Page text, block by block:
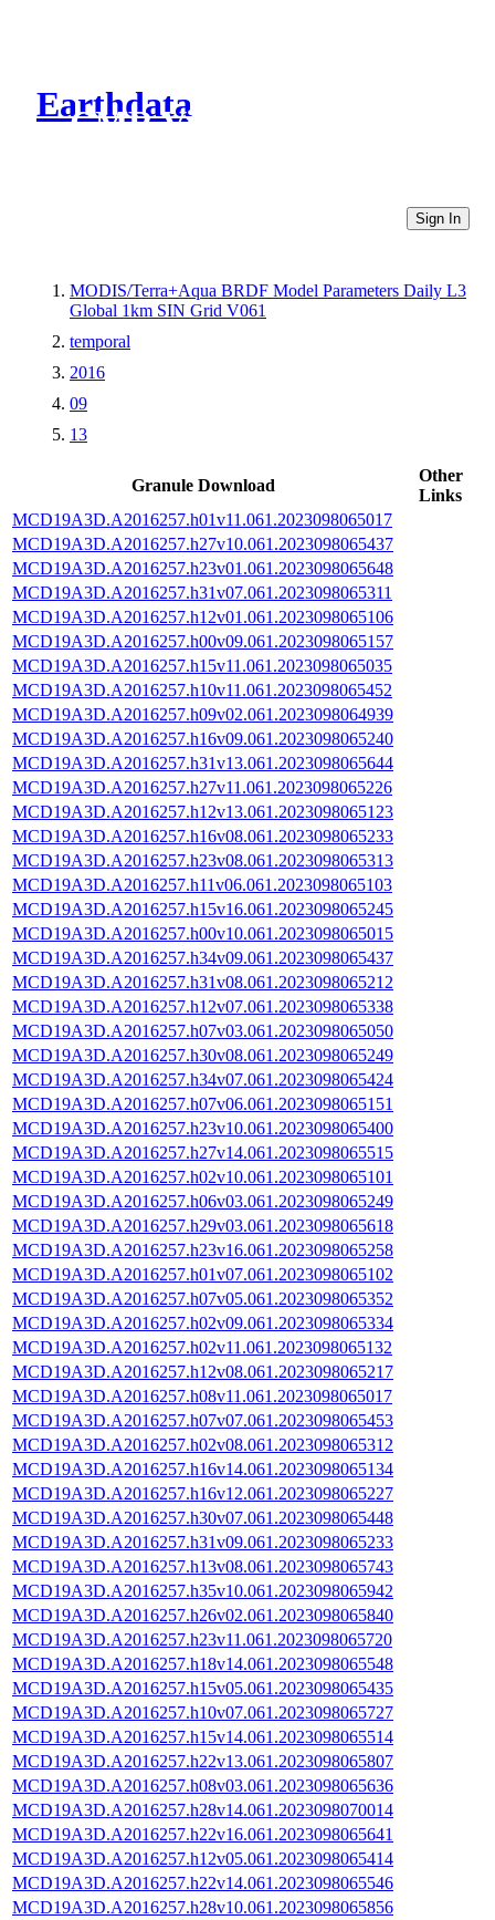
Earthdata
CMR Virtual Directories
Sign In
MODIS/Terra+Aqua BRDF Model Parameters Daily L3
Global 1km SIN Grid V061
temporal
2016
09
13
Granule Download
Other
Links
MCD19A3D.A2016257.h01v11.061.2023098065017
MCD19A3D.A2016257.h27v10.061.2023098065437
MCD19A3D.A2016257.h23v01.061.2023098065648
MCD19A3D.A2016257.h31v07.061.2023098065311
MCD19A3D.A2016257.h12v01.061.2023098065106
MCD19A3D.A2016257.h00v09.061.2023098065157
MCD19A3D.A2016257.h15v11.061.2023098065035
MCD19A3D.A2016257.h10v11.061.2023098065452
MCD19A3D.A2016257.h09v02.061.2023098064939
MCD19A3D.A2016257.h16v09.061.2023098065240
MCD19A3D.A2016257.h31v13.061.2023098065644
MCD19A3D.A2016257.h27v11.061.2023098065226
MCD19A3D.A2016257.h12v13.061.2023098065123
MCD19A3D.A2016257.h16v08.061.2023098065233
MCD19A3D.A2016257.h23v08.061.2023098065313
MCD19A3D.A2016257.h11v06.061.2023098065103
MCD19A3D.A2016257.h15v16.061.2023098065245
MCD19A3D.A2016257.h00v10.061.2023098065015
MCD19A3D.A2016257.h34v09.061.2023098065437
MCD19A3D.A2016257.h31v08.061.2023098065212
MCD19A3D.A2016257.h12v07.061.2023098065338
MCD19A3D.A2016257.h07v03.061.2023098065050
MCD19A3D.A2016257.h30v08.061.2023098065249
MCD19A3D.A2016257.h34v07.061.2023098065424
MCD19A3D.A2016257.h07v06.061.2023098065151
MCD19A3D.A2016257.h23v10.061.2023098065400
MCD19A3D.A2016257.h27v14.061.2023098065515
MCD19A3D.A2016257.h02v10.061.2023098065101
MCD19A3D.A2016257.h06v03.061.2023098065249
MCD19A3D.A2016257.h29v03.061.2023098065618
MCD19A3D.A2016257.h23v16.061.2023098065258
MCD19A3D.A2016257.h01v07.061.2023098065102
MCD19A3D.A2016257.h07v05.061.2023098065352
MCD19A3D.A2016257.h02v09.061.2023098065334
MCD19A3D.A2016257.h02v11.061.2023098065132
MCD19A3D.A2016257.h12v08.061.2023098065217
MCD19A3D.A2016257.h08v11.061.2023098065017
MCD19A3D.A2016257.h07v07.061.2023098065453
MCD19A3D.A2016257.h02v08.061.2023098065312
MCD19A3D.A2016257.h16v14.061.2023098065134
MCD19A3D.A2016257.h16v12.061.2023098065227
MCD19A3D.A2016257.h30v07.061.2023098065448
MCD19A3D.A2016257.h31v09.061.2023098065233
MCD19A3D.A2016257.h13v08.061.2023098065743
MCD19A3D.A2016257.h35v10.061.2023098065942
MCD19A3D.A2016257.h26v02.061.2023098065840
MCD19A3D.A2016257.h23v11.061.2023098065720
MCD19A3D.A2016257.h18v14.061.2023098065548
MCD19A3D.A2016257.h15v05.061.2023098065435
MCD19A3D.A2016257.h10v07.061.2023098065727
MCD19A3D.A2016257.h15v14.061.2023098065514
MCD19A3D.A2016257.h22v13.061.2023098065807
MCD19A3D.A2016257.h08v03.061.2023098065636
MCD19A3D.A2016257.h28v14.061.2023098070014
MCD19A3D.A2016257.h22v16.061.2023098065641
MCD19A3D.A2016257.h12v05.061.2023098065414
MCD19A3D.A2016257.h22v14.061.2023098065546
MCD19A3D.A2016257.h28v10.061.2023098065856